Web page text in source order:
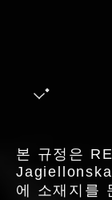
본 규정은
에 소재지를